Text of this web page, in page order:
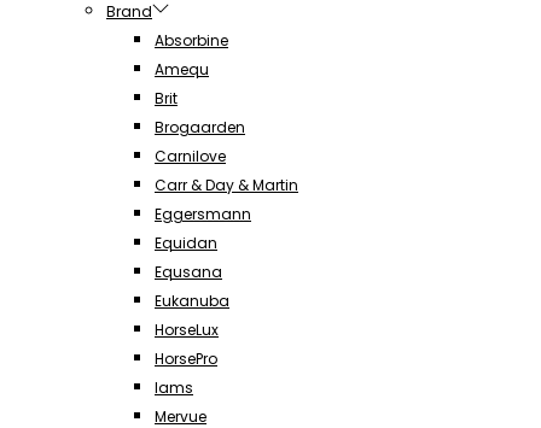
Brand
Absorbine
Amequ
Brit
Brogaarden
Carnilove
Carr & Day & Martin
Eggersmann
Equidan
Equsana
Eukanuba
HorseLux
HorsePro
Iams
Mervue